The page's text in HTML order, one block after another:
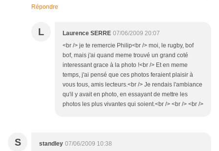
Répondre
L Laurence SERRE 07/06/2009 20:07
<br /> je te remercie Philip<br /> moi, le rugby, bof
bof, mais j'ai quand meme trouvé un grand coté
interessant grace à la photo !<br /> Et en meme
temps, j'ai pensé que ces photos feraient plaisir à
vous tous, amis lecteurs.<br /> Je rendais l'ambiance
qu'il y avait en photo, en essayant de mettre les
photos les plus vivantes qui soient.<br /> <br /> <br />
S standley 07/06/2009 10:38